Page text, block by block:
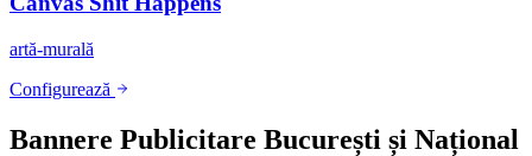
artă-murală
Configurează
Bannere Publicitare București și Național